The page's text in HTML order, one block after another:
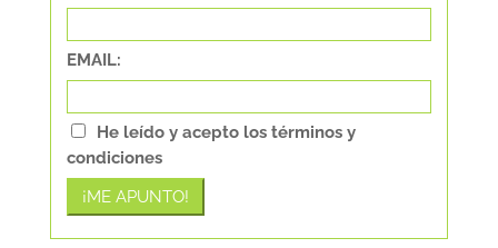
EMAIL:
He leído y acepto los términos y
condiciones